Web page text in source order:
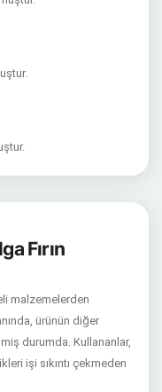
Fırın
malzemelerden
ürünün diğer
durumda. Kullananlar,
işi sıkıntı çekmeden